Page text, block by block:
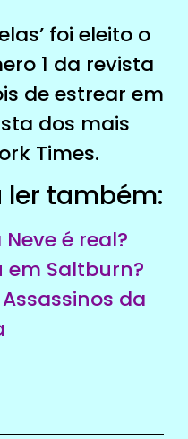
foi eleito o
1 da revista
de estrear em
dos mais
Times.
também:
é real?
em Saltburn?
da